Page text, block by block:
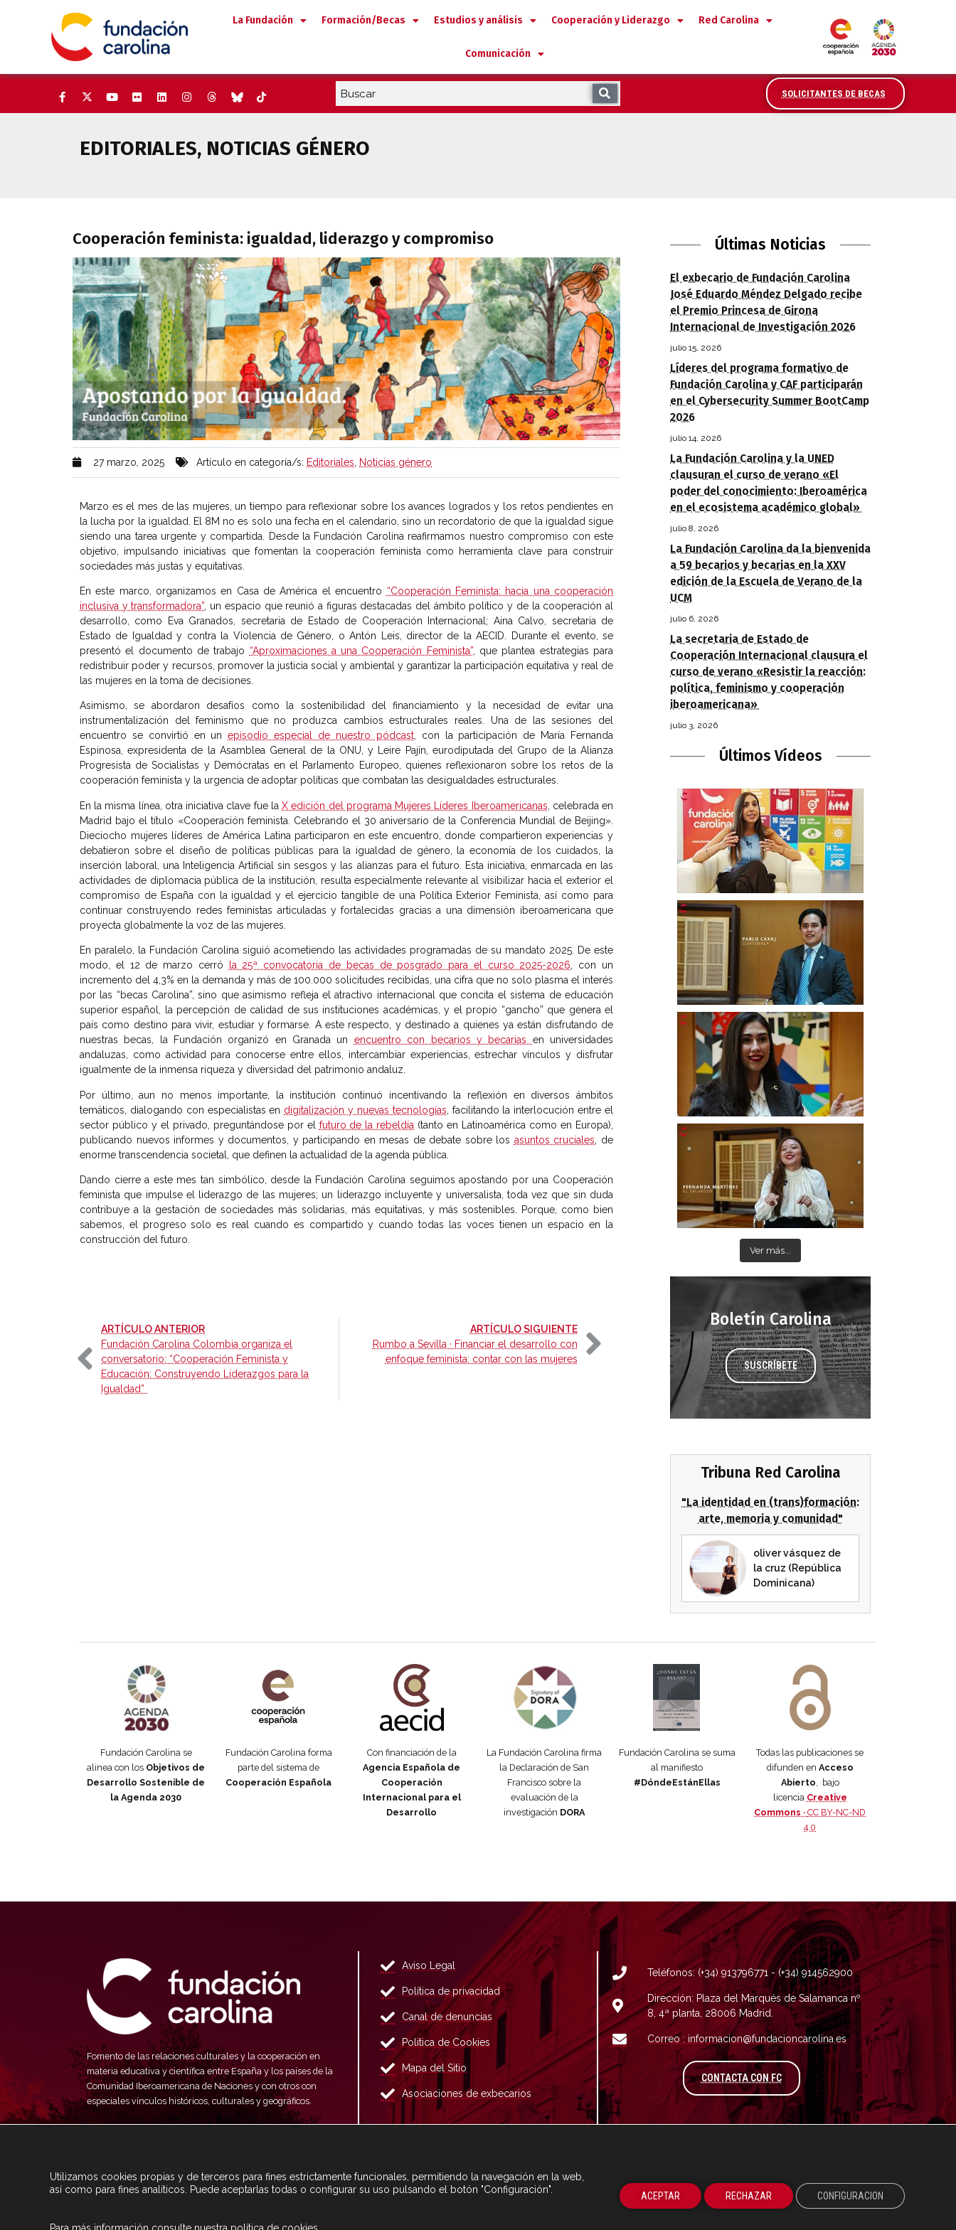
La Fundación Formación/Becas Estudios y análisis Cooperación y Liderazgo Red Carolina
Comunicación
SOLICITANTES DE BECAS
EDITORIALES, NOTICIAS GÉNERO
Cooperación feminista: igualdad, liderazgo y compromiso
27 marzo, 2025 Artículo en categoría/s: Editoriales Noticias género
Marzo es el mes de las mujeres, un tiempo para reflexionar sobre los avances logrados y los retos pendientes en
la lucha por la igualdad. El 8M no es solo una fecha en el calendario, sino un recordatorio de que la igualdad sigue
siendo una tarea urgente y compartida. Desde la Fundación Carolina reafirmamos nuestro compromiso con este
objetivo, impulsando iniciativas que fomentan la cooperación feminista como herramienta clave para construir
sociedades más justas y equitativas.
En este marco, organizamos en Casa de América el encuentro “Cooperación Feminista: hacia una cooperación
inclusiva y transformadora” , un espacio que reunió a figuras destacadas del ámbito político y de la cooperación al
desarrollo, como Eva Granados, secretaria de Estado de Cooperación Internacional; Aina Calvo, secretaria de
Estado de Igualdad y contra la Violencia de Género, o Antón Leis, director de la AECID. Durante el evento, se
presentó el documento de trabajo “Aproximaciones a una Cooperación Feminista”, que plantea estrategias para
redistribuir poder y recursos, promover la justicia social y ambiental y garantizar la participación equitativa y real de
las mujeres en la toma de decisiones.
Asimismo, se abordaron desafíos como la sostenibilidad del financiamiento y la necesidad de evitar una
instrumentalización del feminismo que no produzca cambios estructurales reales. Una de las sesiones del
encuentro se convirtió en unepisodio especial de nuestro pódcast, con la participación de María Fernanda
Espinosa, expresidenta de la Asamblea General de la ONU, y Leire Pajín, eurodiputada del Grupo de la Alianza
Progresista de Socialistas y Demócratas en el Parlamento Europeo, quienes reflexionaron sobre los retos de la
cooperación feminista y la urgencia de adoptar políticas que combatan las desigualdades estructurales.
En la misma línea, otra iniciativa clave fue laX edición del programa Mujeres Líderes Iberoamericanas , celebrada en
Madrid bajo el título «Cooperación feminista. Celebrando el 30 aniversario de la Conferencia Mundial de Beijing».
Dieciocho mujeres líderes de América Latina participaron en este encuentro, donde compartieron experiencias y
debatieron sobre el diseño de políticas públicas para la igualdad de género, la economía de los cuidados, la
inserción laboral, una Inteligencia Artificial sin sesgos y las alianzas para el futuro. Esta iniciativa, enmarcada en las
actividades de diplomacia pública de la institución, resulta especialmente relevante al visibilizar hacia el exterior el
compromiso de España con la igualdad y el ejercicio tangible de una Política Exterior Feminista, así como para
continuar construyendo redes feministas articuladas y fortalecidas gracias a una dimensión iberoamericana que
proyecta globalmente la voz de las mujeres.
En paralelo, la Fundación Carolina siguió acometiendo las actividades programadas de su mandato 2025. De este
modo, el 12 de marzo cerró la 25ª convocatoria de becas de posgrado para el curso 2025-2026, con un
incremento del 4,3% en la demanda y más de 100.000 solicitudes recibidas, una cifra que no solo plasma el interés
por las “becas Carolina”, sino que asimismo refleja el atractivo internacional que concita el sistema de educación
superior español, la percepción de calidad de sus instituciones académicas, y el propio “gancho” que genera el
país como destino para vivir, estudiar y formarse. A este respecto, y destinado a quienes ya están disfrutando de
nuestras becas, la Fundación organizó en Granada un encuentro con becarios y becarias en universidades
andaluzas, como actividad para conocerse entre ellos, intercambiar experiencias, estrechar vínculos y disfrutar
igualmente de la inmensa riqueza y diversidad del patrimonio andaluz.
Por último, aun no menos importante, la institución continuó incentivando la reflexión en diversos ámbitos
temáticos, dialogando con especialistas en digitalización y nuevas tecnologías , facilitando la interlocución entre el
sector público y el privado, preguntándose por el futuro de la rebeldía (tanto en Latinoamérica como en Europa),
publicando nuevos informes y documentos, y participando en mesas de debate sobre los asuntos cruciales , de
enorme transcendencia societal, que definen la actualidad de la agenda pública.
Dando cierre a este mes tan simbólico, desde la Fundación Carolina seguimos apostando por una Cooperación
feminista que impulse el liderazgo de las mujeres; un liderazgo incluyente y universalista, toda vez que sin duda
contribuye a la gestación de sociedades más solidarias, más equitativas, y más sostenibles. Porque, como bien
sabemos, el progreso solo es real cuando es compartido y cuando todas las voces tienen un espacio en la
construcción del futuro.
ARTÍCULO ANTERIOR-
Fundación Carolina Colombia organiza el
conversatorio: “Cooperación Feminista y
Educación: Construyendo Liderazgos para la
Igualdad”
ARTÍCULO SIGUIENTE-
Rumbo a Sevilla · Financiar el desarrollo con
enfoque feminista: contar con las mujeres
Últimas Noticias
El exbecario de Fundación Carolina
José Eduardo Méndez Delgado recibe
el Premio Princesa de Girona
Internacional de Investigación 2026
julio 15, 2026
Líderes del programa formativo de
Fundación Carolina y CAF participarán
en el Cybersecurity Summer BootCamp
2026
julio 14, 2026
La Fundación Carolina y la UNED
clausuran el curso de verano «El
poder del conocimiento: Iberoamérica
en el ecosistema académico global»
julio 8, 2026
La Fundación Carolina da la bienvenida
a 59 becarios y becarias en la XXV
edición de la Escuela de Verano de la
UCM
julio 6, 2026
La secretaria de Estado de
Cooperación Internacional clausura el
curso de verano «Resistir la reacción:
política, feminismo y cooperación
iberoamericana»
julio 3, 2026
Últimos Vídeos
Ver más...
Boletín Carolina
SUSCRÍBETE
Tribuna Red Carolina
"La identidad en (trans)formación:
arte, memoria y comunidad"
oliver vásquez de
la cruz (República
Dominicana)
Fundación Carolina se
alinea con los Objetivos de
Desarrollo Sostenible de
la Agenda 2030
Fundación Carolina forma
parte del sistema de
Cooperación Española
Con financiación de la
Agencia Española de
Cooperación
Internacional para el
Desarrollo
La Fundación Carolina firma
la Declaración de San
Francisco sobre la
evaluación de la
investigación DORA
Fundación Carolina se suma
al manifiesto
#DóndeEstánEllas
Todas las publicaciones se
difunden en Acceso
Abierto , bajo
licencia Creative
Commons ·CC BY-NC-ND
4.0
Fomento de las relaciones culturales y la cooperación en
materia educativa y científica entre España y los países de la
Comunidad Iberoamericana de Naciones y con otros con
especiales vínculos históricos, culturales y geográficos.
Aviso Legal
Política de privacidad
Canal de denuncias
Política de Cookies
Mapa del Sitio
Asociaciones de exbecarios
Teléfonos: (+34) 913796771 - (+34) 914562900
Dirección: Plaza del Marqués de Salamanca nº
8, 4ª planta, 28006 Madrid.
Correo : informacion@fundacioncarolina.es
CONTACTA CON FCA TRAVÉS DEL FORMULARIO DE
Utilizamos cookies propias y de terceros para fines estrictamente funcionales, permitiendo la navegación en la web,
así como para fines analíticos. Puede aceptarlas todas o configurar su uso pulsando el botón "Configuración".
ACEPTAR RECHAZAR CONFIGURACION